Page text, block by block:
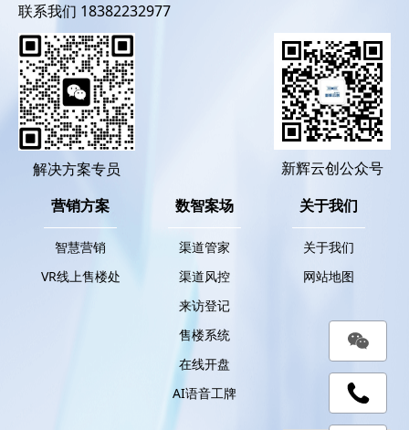
联系我们 18382232977
解决方案专员
新辉云创公众号
营销方案
智慧营销
VR线上售楼处
数智案场
渠道管家
渠道风控
来访登记
售楼系统
在线开盘
AI语音工牌
关于我们
关于我们
网站地图